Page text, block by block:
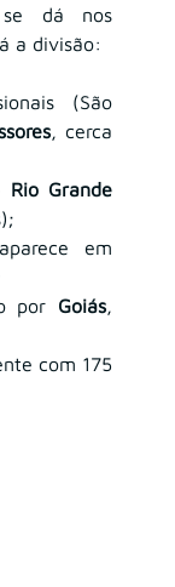
se dá nos
a divisão:
(São
, cerca
Rio Grande
em
por Goiás,
com 175